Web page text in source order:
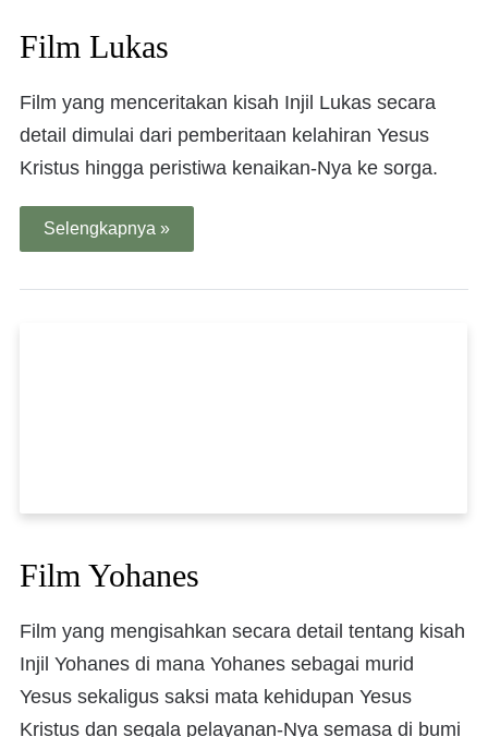
Film Lukas
Film yang menceritakan kisah Injil Lukas secara
detail dimulai dari pemberitaan kelahiran Yesus
Kristus hingga peristiwa kenaikan-Nya ke sorga.
Selengkapnya »
Film Yohanes
Film yang mengisahkan secara detail tentang kisah
Injil Yohanes di mana Yohanes sebagai murid
Yesus sekaligus saksi mata kehidupan Yesus
Kristus dan segala pelayanan-Nya semasa di bumi